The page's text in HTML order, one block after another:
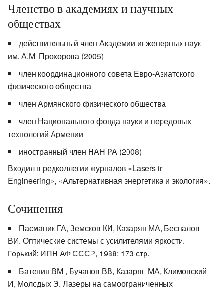
Членство в академиях и научных
обществах
действительный член Академии инженерных наук
им. А.М. Прохорова (2005)
член координационного совета Евро-Азиатского
физического общества
член Армянского физического общества
член Национального фонда науки и передовых
технологий Армении
иностранный член НАН РА (2008)
Входил в редколлегии журналов «Lasers in
Engineering», «Альтернативная энергетика и экология».
Сочинения
Пасманик ГА, Земсков КИ, Казарян МА, Беспалов
ВИ. Оптические системы с усилителями яркости.
Горький: ИПН АФ СССР, 1988: 173 стр.
Батенин ВМ , Бучанов ВВ, Казарян МА, Климовский
И, Молодых Э. Лазеры на самоограниченных